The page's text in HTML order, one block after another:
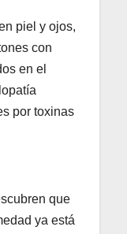
piel y ojos,
con
en el
por toxinas
que
ya está